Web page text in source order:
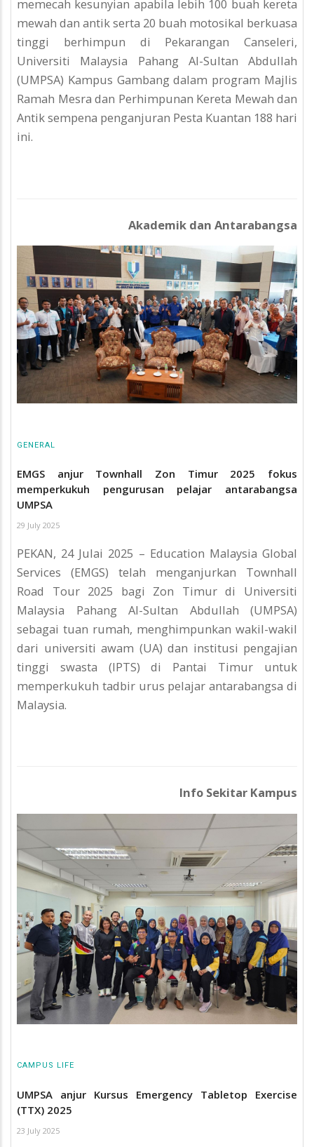
memecah kesunyian apabila lebih 100 buah kereta
mewah dan antik serta 20 buah motosikal berkuasa
tinggi berhimpun di Pekarangan Canseleri,
Universiti Malaysia Pahang Al-Sultan Abdullah
(UMPSA) Kampus Gambang dalam program Majlis
Ramah Mesra dan Perhimpunan Kereta Mewah dan
Antik sempena penganjuran Pesta Kuantan 188 hari
ini.
Akademik dan Antarabangsa
GENERAL
EMGS anjur Townhall Zon Timur 2025 fokus
memperkukuh pengurusan pelajar antarabangsa
UMPSA
29 July 2025
PEKAN, 24 Julai 2025 – Education Malaysia Global
Services (EMGS) telah menganjurkan Townhall
Road Tour 2025 bagi Zon Timur di Universiti
Malaysia Pahang Al-Sultan Abdullah (UMPSA)
sebagai tuan rumah, menghimpunkan wakil-wakil
dari universiti awam (UA) dan institusi pengajian
tinggi swasta (IPTS) di Pantai Timur untuk
memperkukuh tadbir urus pelajar antarabangsa di
Malaysia.
Info Sekitar Kampus
CAMPUS LIFE
UMPSA anjur Kursus Emergency Tabletop Exercise
(TTX) 2025
23 July 2025